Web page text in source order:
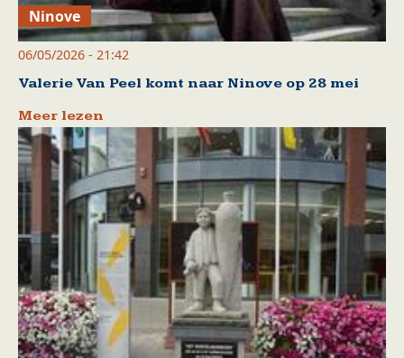
Ninove
06/05/2026 - 21:42
Valerie Van Peel komt naar Ninove op 28 mei
Meer lezen